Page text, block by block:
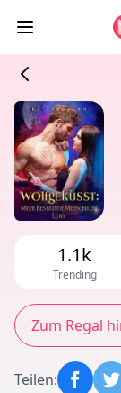
1.1k
Trending
Zum Regal
Teilen: